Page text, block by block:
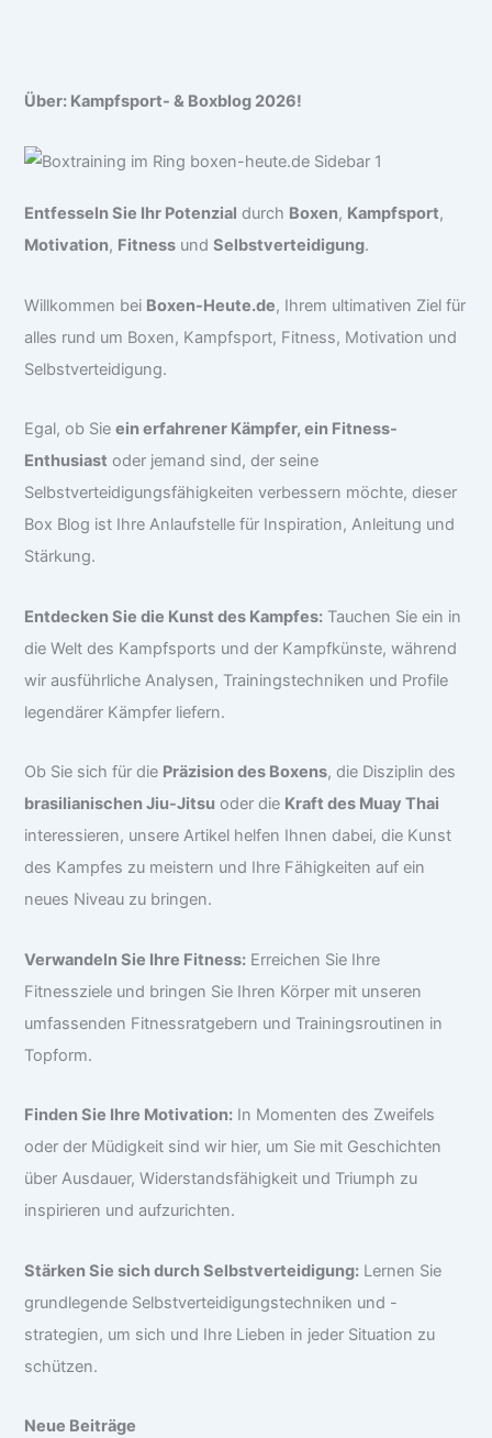
Über: Kampfsport- & Boxblog 2026!
Entfesseln Sie Ihr Potenzial durch Boxen, Kampfsport,
Motivation, Fitness undSelbstverteidigung.
Willkommen bei Boxen-Heute.de, Ihrem ultimativen Ziel für
alles rund um Boxen, Kampfsport, Fitness, Motivation und
Selbstverteidigung.
Egal, ob Sieein erfahrener Kämpfer, ein Fitness-
Enthusiast oder jemand sind, der seine
Selbstverteidigungsfähigkeiten verbessern möchte, dieser
Box Blog ist Ihre Anlaufstelle für Inspiration, Anleitung und
Stärkung.
Entdecken Sie die Kunst des Kampfes: Tauchen Sie ein in
die Welt des Kampfsports und der Kampfkünste, während
wir ausführliche Analysen, Trainingstechniken und Profile
legendärer Kämpfer liefern.
Ob Sie sich für die Präzision des Boxens, die Disziplin des
brasilianischen Jiu-Jitsu oder die Kraft des Muay Thai
interessieren, unsere Artikel helfen Ihnen dabei, die Kunst
des Kampfes zu meistern und Ihre Fähigkeiten auf ein
neues Niveau zu bringen.
Verwandeln Sie Ihre Fitness: Erreichen Sie Ihre
Fitnessziele und bringen Sie Ihren Körper mit unseren
umfassenden Fitnessratgebern und Trainingsroutinen in
Topform.
Finden Sie Ihre Motivation: In Momenten des Zweifels
oder der Müdigkeit sind wir hier, um Sie mit Geschichten
über Ausdauer, Widerstandsfähigkeit und Triumph zu
inspirieren und aufzurichten.
Stärken Sie sich durch Selbstverteidigung: Lernen Sie
grundlegende Selbstverteidigungstechniken und -
strategien, um sich und Ihre Lieben in jeder Situation zu
schützen.
Neue Beiträge